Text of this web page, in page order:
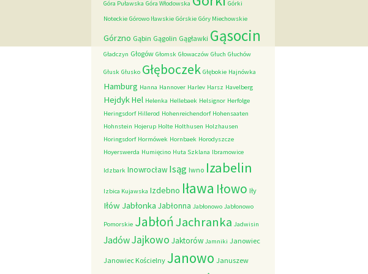
Góra Puławska Góra Włodowska
Górki
Noteckie Górowo Iławskie Górskie Góry Miechowskie
Górzno Gąbin Gągolin Gągławki Gąsocin
Gładczyn Głogów Głomsk Głowaczów Głuch Głuchów
Głusk Głusko Głęboczek Głębokie Hajnówka
Hamburg Hanna Hannover Harlev Harsz Havelberg
HejdykHel Helenka Hellebaek Helsignor Herfolge
Heringsdorf Hillerod Hohenreichendorf Hohensaaten
Hohnstein Hojerup Holte Holthusen Holzhausen
Horingsdorf Hormówek Hornbaek Horodyszcze
Hoyerswerda Humięcino Huta Szklana Ibramowice
Idzbark Inowrocław Isąg Iwno Izabelin
Izbica Kujawska Izdebno Iława Iłowo Iły
Iłów Jabłonka Jabłonna Jabłonowo Jabłonowo
Pomorskie JabłońJachranka Jadwisin
JadówJajkowo Jaktorów Jamniki Janowiec
Janowiec Kościelny Janowo Januszew